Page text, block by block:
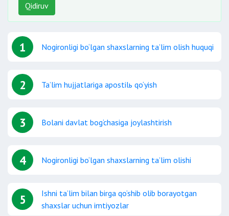
Qidiruv
1 Nogironligi bo‘lgan shaxslarning ta’lim olish huquqi
2 Ta’lim hujjatlariga apostilь qo‘yish
3 Bolani davlat bog‘chasiga joylashtirish
4 Nogironligi bo‘lgan shaxslarning ta’lim olishi
5
Ishni ta’lim bilan birga qo‘shib olib borayotgan
shaxslar uchun imtiyozlar